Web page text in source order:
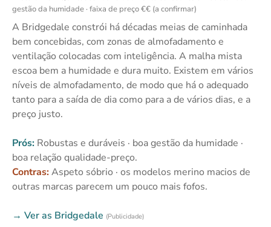
gestão da humidade · faixa de preço €€ (a confirmar)
A Bridgedale constrói há décadas meias de caminhada
bem concebidas, com zonas de almofadamento e
ventilação colocadas com inteligência. A malha mista
escoa bem a humidade e dura muito. Existem em vários
níveis de almofadamento, de modo que há o adequado
tanto para a saída de dia como para a de vários dias, e a
preço justo.
Prós: Robustas e duráveis · boa gestão da humidade ·
boa relação qualidade-preço.
Contras:Aspeto sóbrio · os modelos merino macios de
outras marcas parecem um pouco mais fofos.
→ Ver as Bridgedale (Publicidade)